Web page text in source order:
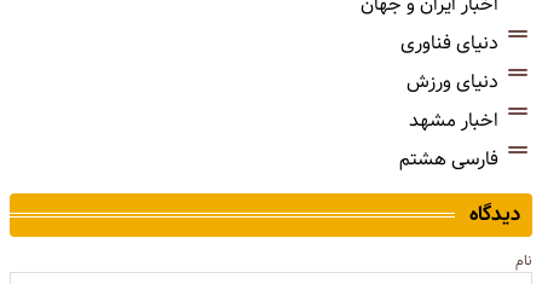
دنیای فناوری
دنیای ورزش
اخبار مشهد
فارسی هشتم
دیدگاه
نام